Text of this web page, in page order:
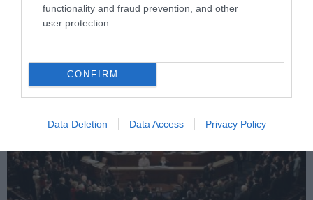
functionality and fraud prevention, and other
user protection.
CONFIRM
Data Deletion Data Access Privacy Policy
Ο σουλτάνος του Μπρούνει αφαίρεσε
όλους τους τίτλους και τα αξιώματα από
07.08.2026 | 22:53